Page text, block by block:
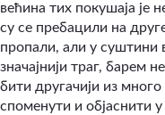
већина тих покушаја је
су се пребацили на
пропали, али у суштини
значајнији траг, барем
бити другачији из
споменути и објаснити